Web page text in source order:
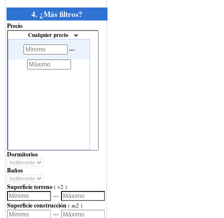
4. ¿Más filtros?
Precio
Cualquier precio
---
Dormitorios
Baños
Superficie terreno ( v2 )
---
Superficie construcción ( m2 )
---